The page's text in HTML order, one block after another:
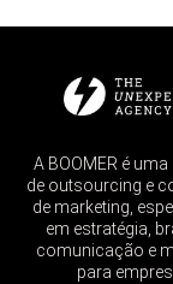
A BOOMER é
de outsourcing e
de marketing,
em estratégia,
comunicação e
para